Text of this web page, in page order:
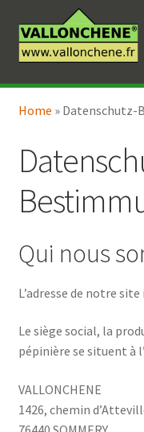
Navigation
springen
Inhalt
springen
Online-Verkauf
Coaching für den
Home » Datenschutz-
Qui nous
L’adresse de notre
Le siège social, la
pépinière se situent à
VALLONCHENE
1426, chemin